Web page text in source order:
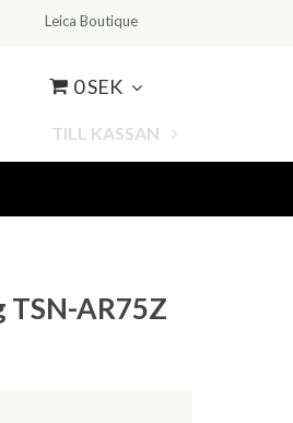
Leica Boutique
0 SEK
TILL KASSAN
AR75Z